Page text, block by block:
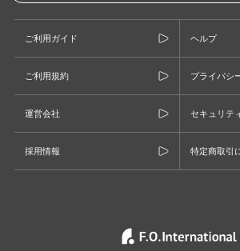
ご利用ガイド ヘルプ
ご利用規約 プライバシ
運営会社 セキュリテ
採用情報 特定商取引